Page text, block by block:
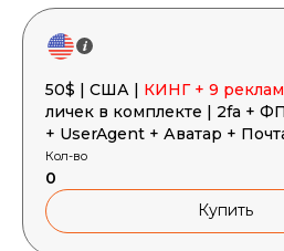
50$ | США | КИНГ + 9
личек в комплекте | 2fa +
+ UserAgent + Аватар +
Кол-во
0
Купить